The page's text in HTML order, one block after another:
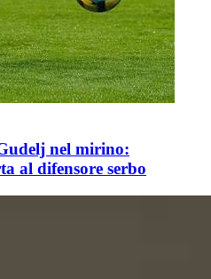
nel mirino:
al difensore serbo